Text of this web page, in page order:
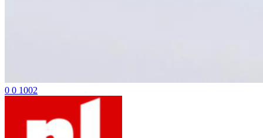
0 0 1002